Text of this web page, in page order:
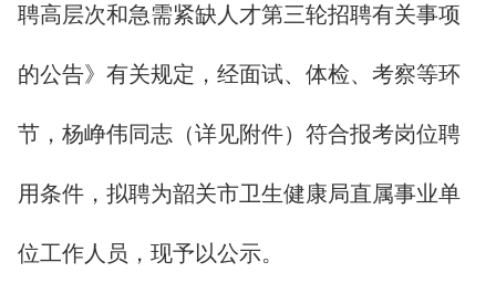
聘高层次和急需紧缺人才第三轮招聘有关事项
的公告》有关规定，经面试、体检、考察等环
节，杨峥伟同志（详见附件）符合报考岗位聘
用条件，拟聘为韶关市卫生健康局直属事业单
位工作人员，现予以公示。